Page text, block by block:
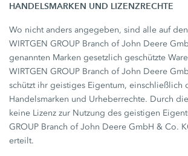
HANDELSMARKEN UND LIZENZRECHTE
Wo nicht anders angegeben, sind alle auf
WIRTGEN GROUP Branch of John Deere
genannten Marken gesetzlich geschützte
WIRTGEN GROUP Branch of John Deere
schützt ihr geistiges Eigentum, einschließlich
Handelsmarken und Urheberrechte. Durch
keine Lizenz zur Nutzung des geistigen
GROUP Branch of John Deere GmbH & Co.
erteilt.